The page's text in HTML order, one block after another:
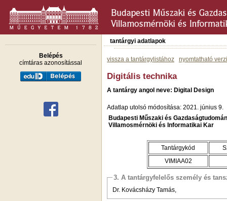
Belépés
címtáras azonosítással
tantárgyi adatlapok
vissza a tantárgylistához nyomtatható
Digitális technika
A tantárgy angol neve: Digital Design
Adatlap utolsó módosítása: 2021. június 9.
Budapesti Műszaki és
Villamosmérnöki és Informatikai Kar
Tantárgykód
VIMIAA02
3. A tantárgyfelelős személy és
Dr. Kovácsházy Tamás,